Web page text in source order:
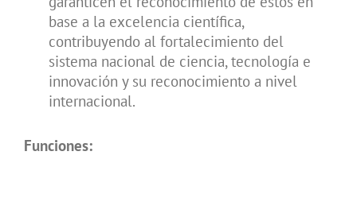
base a la excelencia científica,
contribuyendo al fortalecimiento del
sistema nacional de ciencia, tecnología e
innovación y su reconocimiento a nivel
internacional.
Funciones: